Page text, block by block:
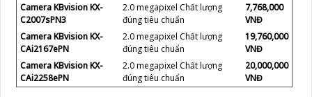
Camera KBvision KX-
C2007sPN3
2.0 megapixel Chất lượng
đúng tiêu chuẩn
7,768,000
VNĐ
Camera KBvision KX-
CAi2167ePN
2.0 megapixel Chất lượng
đúng tiêu chuẩn
19,760,000
VNĐ
Camera KBvision KX-
CAi2258ePN
2.0 megapixel Chất lượng
đúng tiêu chuẩn
20,000,000
VNĐ